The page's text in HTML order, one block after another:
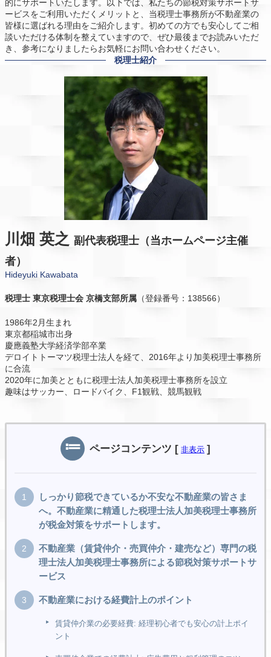
的にサポートいたします。以下では、私たちの節税対策サポートサ
ービスをご利用いただくメリットと、当税理士事務所が不動産業の
皆様に選ばれる理由をご紹介します。初めての方でも安心してご相
談いただける体制を整えていますので、ぜひ最後までお読みいただ
き、参考になりましたらお気軽にお問い合わせください。
税理士紹介
川畑 英之 副代表税理士（当ホームページ主催
者）
Hideyuki Kawabata
税理士 東京税理士会 京橋支部所属 （登録番号：138566）
1986年2月生まれ
東京都稲城市出身
慶應義塾大学経済学部卒業
デロイトトーマツ税理士法人を経て、2016年より加美税理士事務所
に合流
2020年に加美とともに税理士法人加美税理士事務所を設立
趣味はサッカー、ロードバイク、F1観戦、競馬観戦
ページコンテンツ [ 非表示 ]
しっかり節税できているか不安な不動産業の皆さま
へ。不動産業に精通した税理士法人加美税理士事務所
が税金対策をサポートします。
不動産業（賃貸仲介・売買仲介・建売など）専門の税
理士法人加美税理士事務所による節税対策サポートサ
ービス
不動産業における経費計上のポイント
賃貸仲介業の必要経費: 経理初心者でも安心の計上ポイ
ント